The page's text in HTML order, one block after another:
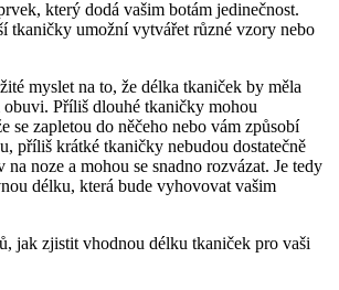
který⁣ dodá ‍vašim botám jedinečnost.
tkaničky umožní vytvářet různé vzory nebo
myslet na to, že délka tkaniček by měla
Příliš dlouhé tkaničky mohou
se zapletou do něčeho nebo ⁢vám⁤ způsobí
příliš krátké tkaničky nebudou dostatečně
na noze a ⁤mohou se snadno rozvázat. Je tedy
délku,⁢ která bude vyhovovat vašim‍
jak ⁣zjistit vhodnou délku tkaniček pro vaši